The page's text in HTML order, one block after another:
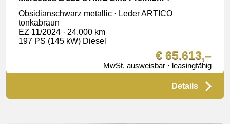
Obsidianschwarz metallic · Leder ARTICO
tonkabraun
EZ 11/2024 · 24.000 km
197 PS (145 kW) Diesel
€ 65.613,–
MwSt. ausweisbar · leasingfähig
Details